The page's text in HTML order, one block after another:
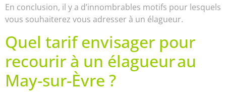
En conclusion, il y a d’innombrables motifs pour lesquels
vous souhaiterez vous adresser à un élagueur.
Quel tarif envisager pour
recourir à un élagueur au
May-sur-Èvre ?